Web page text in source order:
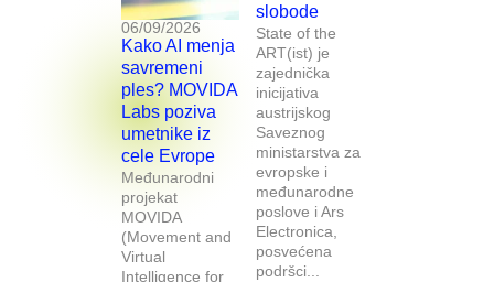
06/09/2026
Kako AI menja
savremeni
ples? MOVIDA
Labs poziva
umetnike iz
cele Evrope
Međunarodni
projekat
MOVIDA
(Movement and
Virtual
Intelligence for
slobode
State of the
ART(ist) je
zajednička
inicijativa
austrijskog
Saveznog
ministarstva za
evropske i
međunarodne
poslove i Ars
Electronica,
posvećena
podršci...